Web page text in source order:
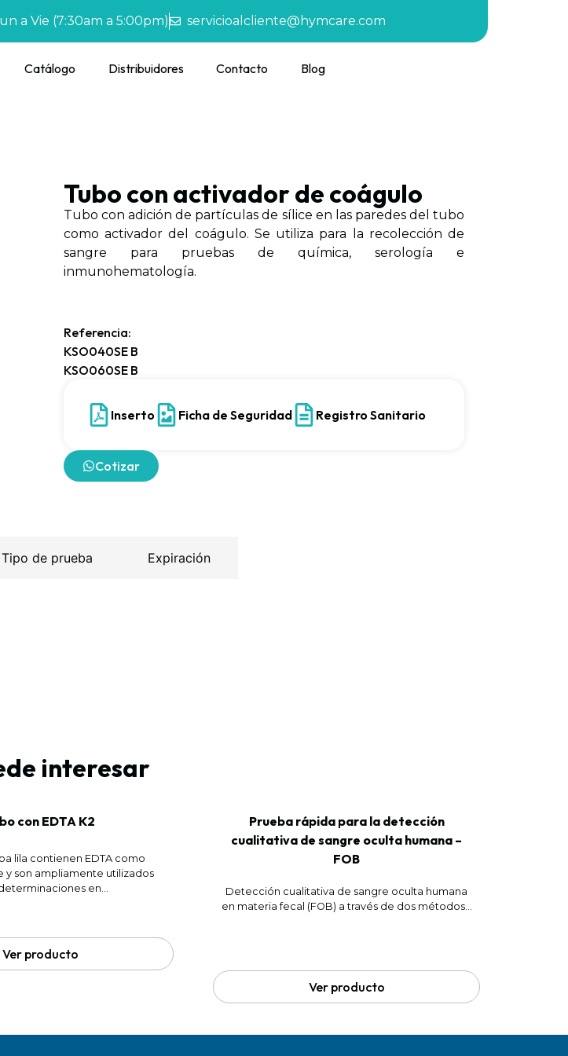
a Vie (7:30am a 5:00pm) servicioalcliente@hymcare.com
Catálogo Distribuidores Contacto Blog
Tubo con activador de coágulo
Tubo con adición de partículas de sílice en las paredes del tubo
como activador del coágulo. Se utiliza para la recolección de
sangre para pruebas de química, serología e
inmunohematología.
Referencia:
KSO040SE B
KSO060SE B
Inserto Ficha de Seguridad Registro Sanitario
Cotizar
Tipo de prueba Expiración
interesar
con EDTA K2
lila contienen EDTA como
y son ampliamente utilizados
en...
Ver producto
Prueba rápida para la detección
cualitativa de sangre oculta humana –
FOB
Detección cualitativa de sangre oculta humana
en materia fecal (FOB) a través de dos métodos...
Ver producto